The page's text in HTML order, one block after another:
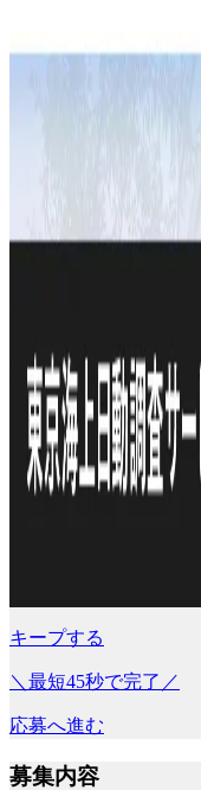
キープする
＼最短45秒で完了／
応募へ進む
募集内容